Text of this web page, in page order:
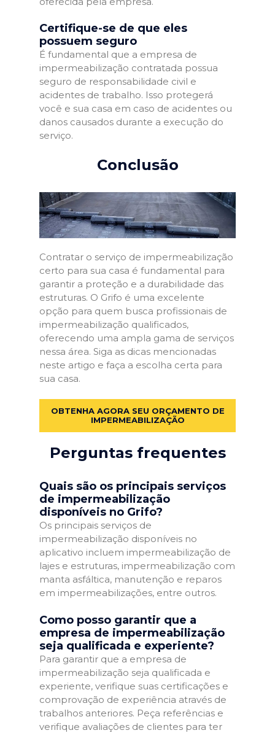
Certifique-se de que eles
possuem seguro
É fundamental que a empresa de
impermeabilização contratada possua
seguro de responsabilidade civil e
acidentes de trabalho. Isso protegerá
você e sua casa em caso de acidentes ou
danos causados durante a execução do
serviço.
Conclusão
Contratar o serviço de impermeabilização
certo para sua casa é fundamental para
garantir a proteção e a durabilidade das
estruturas. O Grifo é uma excelente
opção para quem busca profissionais de
impermeabilização qualificados,
oferecendo uma ampla gama de serviços
nessa área. Siga as dicas mencionadas
neste artigo e faça a escolha certa para
sua casa.
OBTENHA AGORA SEU ORÇAMENTO DE
IMPERMEABILIZAÇÃO
Perguntas frequentes
Quais são os principais serviços
de impermeabilização
disponíveis no Grifo?
Os principais serviços de
impermeabilização disponíveis no
aplicativo incluem impermeabilização de
lajes e estruturas, impermeabilização com
manta asfáltica, manutenção e reparos
em impermeabilizações, entre outros.
Como posso garantir que a
empresa de impermeabilização
seja qualificada e experiente?
Para garantir que a empresa de
impermeabilização seja qualificada e
experiente, verifique suas certificações e
comprovação de experiência através de
trabalhos anteriores. Peça referências e
verifique avaliações de clientes para ter